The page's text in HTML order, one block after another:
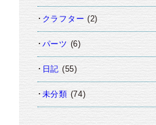
クラフター (2)
パーツ (6)
日記 (55)
未分類 (74)